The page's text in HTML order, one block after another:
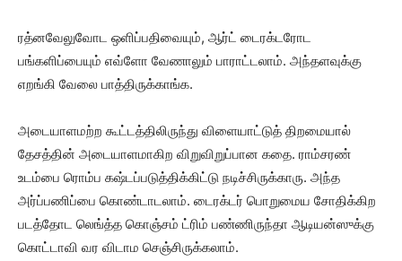
ரத்னவேலுவோட ஒளிப்பதிவையும், ஆர்ட் டைரக்டரோட
பங்களிப்பையும் எவ்ளோ வேணாலும் பாராட்டலாம். அந்தளவுக்கு
எறங்கி வேலை பாத்திருக்காங்க.
அடையாளமற்ற கூட்டத்திலிருந்து விளையாட்டுத் திறமையால்
தேசத்தின் அடையாளமாகிற விறுவிறுப்பான கதை. ராம்சரண்
உடம்பை ரொம்ப கஷ்டப்படுத்திக்கிட்டு நடிச்சிருக்காரு. அந்த
அர்ப்பணிப்பை கொண்டாடலாம். டைரக்டர் பொறுமைய சோதிக்கிற
படத்தோட லெங்த்த கொஞ்சம் ட்ரிம் பண்ணிருந்தா ஆடியன்ஸுக்கு
கொட்டாவி வர விடாம செஞ்சிருக்கலாம்.